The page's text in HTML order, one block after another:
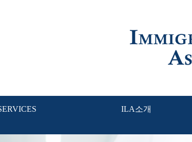
ILA소개